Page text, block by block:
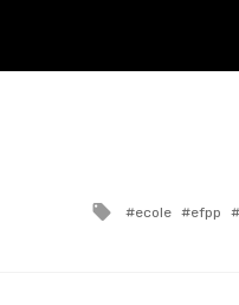
Tagged with
ecole efpp